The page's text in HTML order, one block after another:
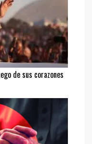
de sus corazones